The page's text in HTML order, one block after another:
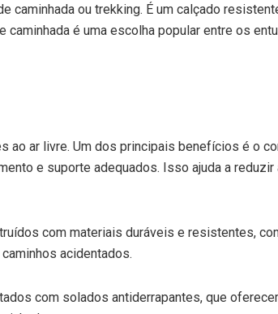
ou trekking. É um calçado
é uma escolha popular entre os
ar livre. Um dos principais benefícios é o
e suporte adequados. Isso ajuda a
com materiais duráveis e resistentes,
acidentados.
com solados antiderrapantes, que